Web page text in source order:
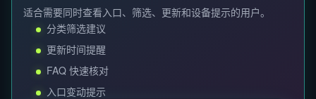
适合需要同时查看入口、筛选、更新和设备提示的用户。
分类筛选建议
更新时间提醒
FAQ 快速核对
入口变动提示